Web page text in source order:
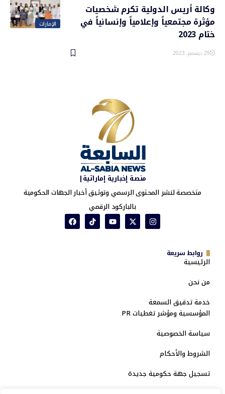
الإمارات
وكالة أريس الدولية تكرم شخصيات
مؤثرة مجتمعياً وإعلامياً وإنسانياً في
ختام 2023
29 ديسمبر، 2023
منصة إخبارية إماراتية|
متخصصة لنشر المحتوى الرسمي وتوثيق أخبار الجهات الحكومية
بالباركود الرقمي
روابط سريعة
الرئيسية
من نحن
خدمة تدقيق السمعة
المؤسسية ومؤشر تغطيات PR
سياسة الخصوصية
الشروط والأحكام
تسجيل جهة حكومية جديدة